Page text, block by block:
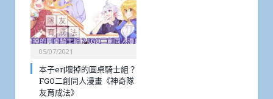
05/07/2021
本子er|壞掉的圓桌騎士組？
FGO二創同人漫畫《神奇隊
友育成法》